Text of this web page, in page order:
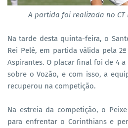
A partida foi realizada no CT
Na tarde desta quinta-feira, o
Rei Pelé, em partida válida pela
Aspirantes. O placar final foi de 4 a
sobre o Vozão, e com isso, a
recuperou na competição.
Na estreia da competição, o
para enfrentar o Corinthians e